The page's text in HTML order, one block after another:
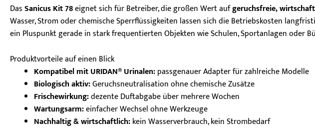
DasSanicus Kit 78eignet sich für Betreiber, die großen Wert aufgeruchsfreie,
Wasser, Strom oder chemische Sperrflüssigkeiten lassen sich die Betriebskosten
ein Pluspunkt gerade in stark frequentierten Objekten wie Schulen, Sportanlagen oder
Produktvorteile auf einen Blick
Kompatibel mit URIDAN® Urinalen:passgenauer Adapter für zahlreiche Modelle
Biologisch aktiv:Geruchsneutralisation ohne chemische Zusätze
Frischewirkung:dezente Duftabgabe über mehrere Wochen
Wartungsarm:einfacher Wechsel ohne Werkzeuge
Nachhaltig & wirtschaftlich:kein Wasserverbrauch, kein Strombedarf